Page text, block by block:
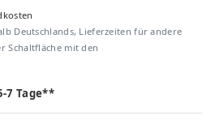
Deutschlands, Lieferzeiten für andere
Schaltfläche mit den
7 Tage**